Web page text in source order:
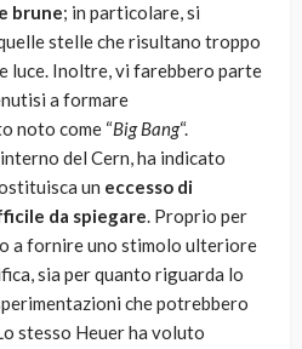
brune; in particolare, si
stelle che risultano troppo
luce. Inoltre, vi farebbero parte
a formare
noto come “Big Bang“.
del Cern, ha indicato
un eccesso di
da spiegare. Proprio per
a fornire uno stimolo ulteriore
sia per quanto riguarda lo
che potrebbero
stesso Heuer ha voluto